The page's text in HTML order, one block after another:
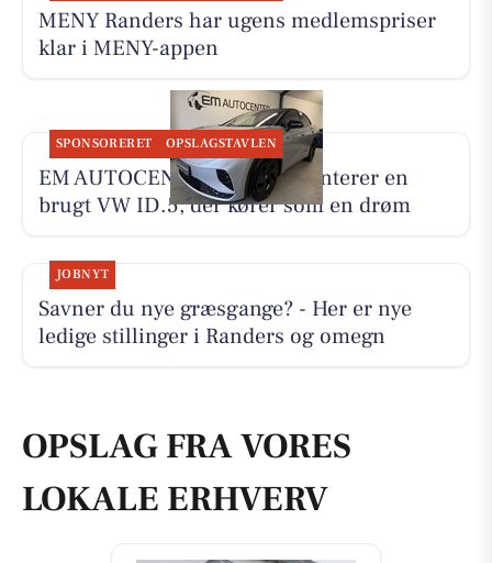
MENY Randers har ugens medlemspriser
klar i MENY-appen
SPONSORERET OPSLAGSTAVLEN
EM AUTOCENTER ApS præsenterer en
brugt VW ID.5, der kører som en drøm
JOBNYT
Savner du nye græsgange? - Her er nye
ledige stillinger i Randers og omegn
OPSLAG FRA VORES
LOKALE ERHVERV